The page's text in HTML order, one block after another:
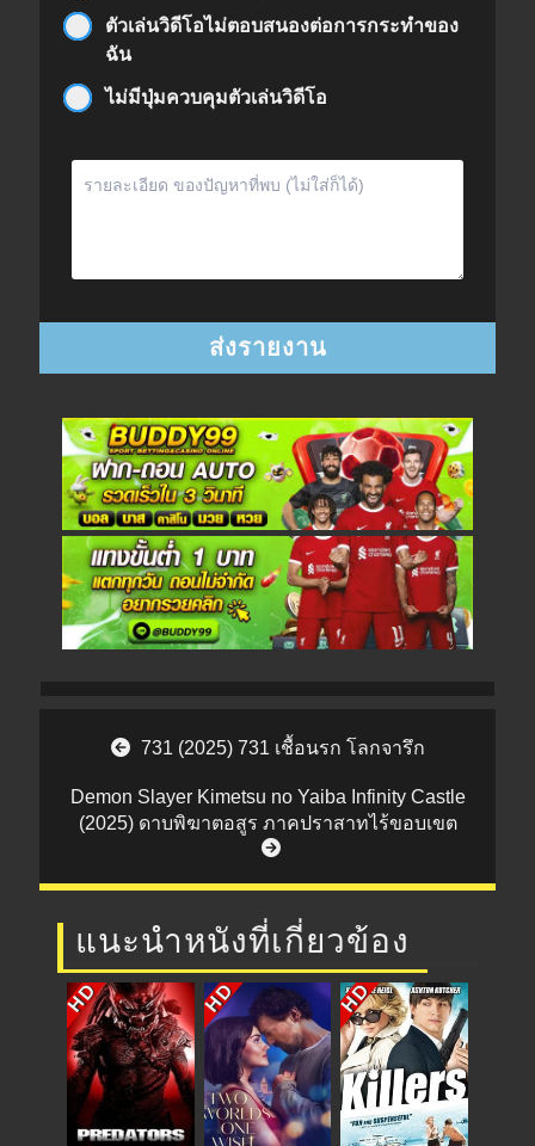
ตัวเล่นวิดีโอไม่ตอบสนองต่อการกระทำของ
ฉัน
ไม่มีปุ่มควบคุมตัวเล่นวิดีโอ
Post navigation
731 (2025) 731 เชื้อนรก โลกจารึก
Demon Slayer Kimetsu no Yaiba Infinity Castle
(2025) ดาบพิฆาตอสูร ภาคปราสาทไร้ขอบเขต
แนะนำหนังที่เกี่ยวข้อง
HD HD HD